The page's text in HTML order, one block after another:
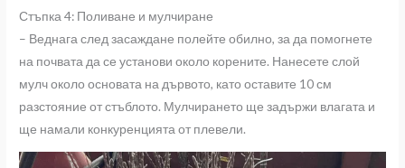
Стъпка 4: Поливане и мулчиране
– Веднага след засаждане полейте обилно, за да помогнете
на почвата да се установи около корените. Нанесете слой
мулч около основата на дървото, като оставите 10 см
разстояние от стъблото. Мулчирането ще задържи влагата и
ще намали конкуренцията от плевели.